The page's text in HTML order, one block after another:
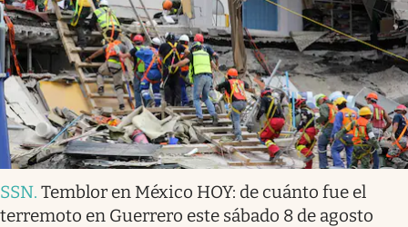
SSN. Temblor en México HOY: de cuánto fue el
terremoto en Guerrero este sábado 8 de agosto